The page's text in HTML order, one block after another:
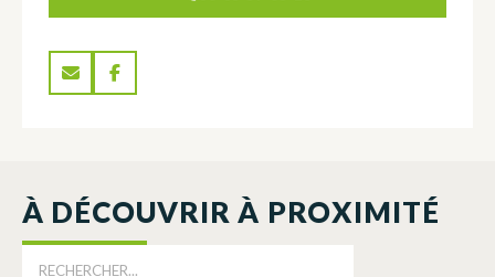
À DÉCOUVRIR À PROXIMITÉ